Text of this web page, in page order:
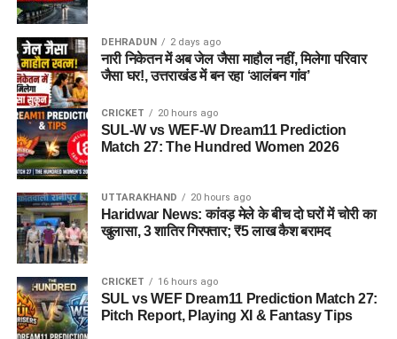
DEHRADUN 2 days ago
नारी निकेतन में अब जेल जैसा माहौल नहीं, मिलेगा परिवार
जैसा घर!, उत्तराखंड में बन रहा ‘आलंबन गांव’
CRICKET 20 hours ago
SUL-W vs WEF-W Dream11 Prediction
Match 27: The Hundred Women 2026
UTTARAKHAND 20 hours ago
Haridwar News: कांवड़ मेले के बीच दो घरों में चोरी का
खुलासा, 3 शातिर गिरफ्तार; ₹5 लाख कैश बरामद
CRICKET 16 hours ago
SUL vs WEF Dream11 Prediction Match 27:
Pitch Report, Playing XI & Fantasy Tips